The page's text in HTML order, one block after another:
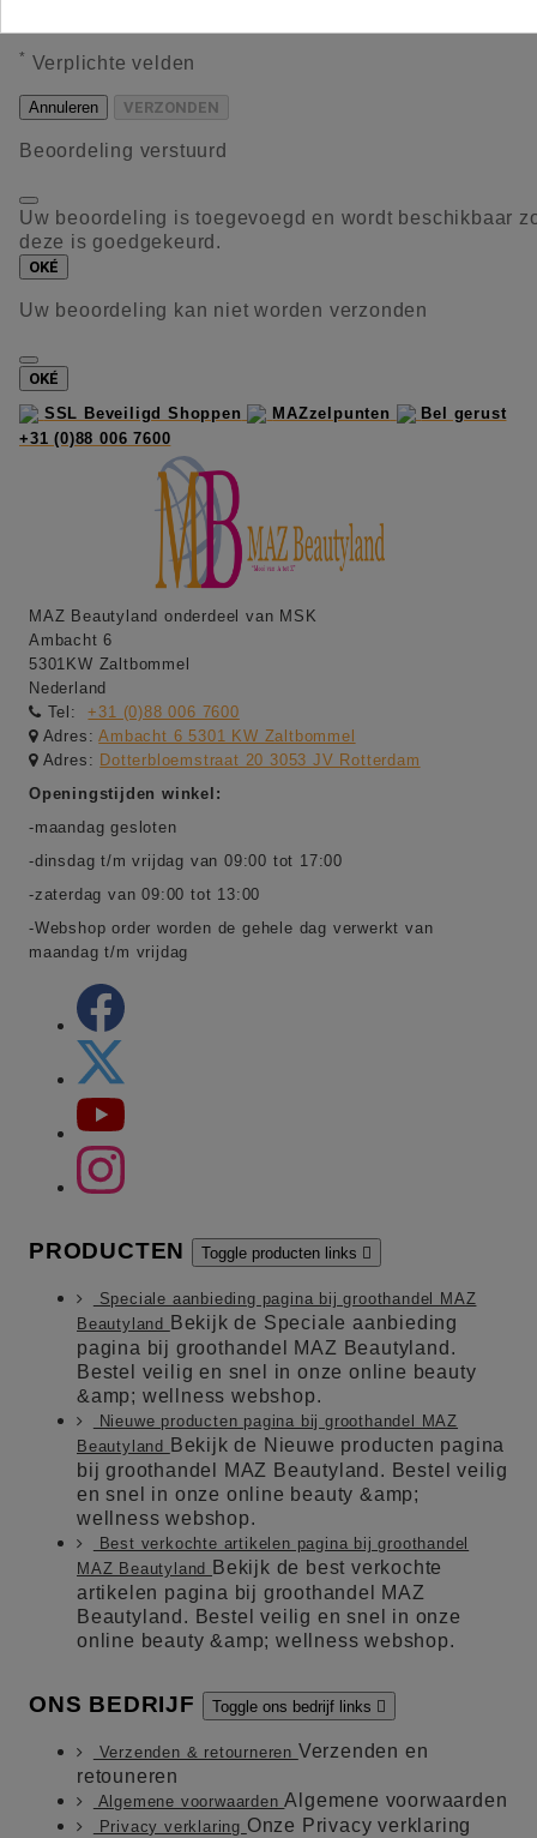
* Verplichte velden
Annuleren VERZONDEN
Beoordeling verstuurd
Uw beoordeling is toegevoegd en wordt beschikbaar
deze is goedgekeurd.
OKÉ
Uw beoordeling kan niet worden verzonden
OKÉ
SSL Beveiligd Shoppen
MAZzelpunten
Bel gerust
+31 (0)88 006 7600
MAZ Beautyland onderdeel van MSK
Ambacht 6
5301KW Zaltbommel
Nederland
Tel:
+31 (0)88 006 7600
Adres:Ambacht 6 5301 KW Zaltbommel
Adres: Dotterbloemstraat 20 3053 JV Rotterdam
Openingstijden winkel:
-maandag gesloten
-dinsdag t/m vrijdag van 09:00 tot 17:00
-zaterdag van 09:00 tot 13:00
-Webshop order worden de gehele dag verwerkt van
maandag t/m vrijdag
PRODUCTEN Toggle producten links 
Speciale aanbieding pagina bij groothandel MAZ
Beautyland
Bekijk de Speciale aanbieding
pagina bij groothandel MAZ Beautyland.
Bestel veilig en snel in onze online beauty
&amp; wellness webshop.
Nieuwe producten pagina bij groothandel MAZ
Beautyland
Bekijk de Nieuwe producten pagina
bij groothandel MAZ Beautyland. Bestel veilig
en snel in onze online beauty &amp;
wellness webshop.
Best verkochte artikelen pagina bij groothandel
MAZ Beautyland
Bekijk de best verkochte
artikelen pagina bij groothandel MAZ
Beautyland. Bestel veilig en snel in onze
online beauty &amp; wellness webshop.
ONS BEDRIJF Toggle ons bedrijf links 
Verzenden & retourneren Verzenden en
retouneren
Algemene voorwaardenAlgemene voorwaarden
Privacy verklaring Onze Privacy verklaring